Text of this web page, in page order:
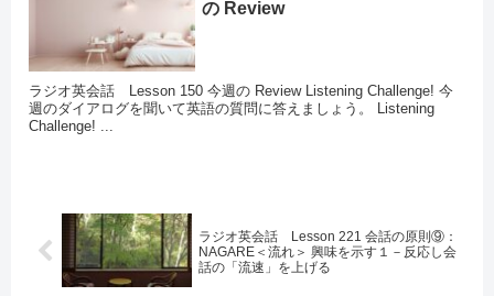
の Review
ラジオ英会話 Lesson 150 今週の Review Listening Challenge! 今
週のダイアログを聞いて英語の質問に答えましょう。 Listening
Challenge! ...
ラジオ英会話 Lesson 221 会話の原則⑨：
NAGARE＜流れ＞ 興味を示す１－反応し会
話の「流速」を上げる